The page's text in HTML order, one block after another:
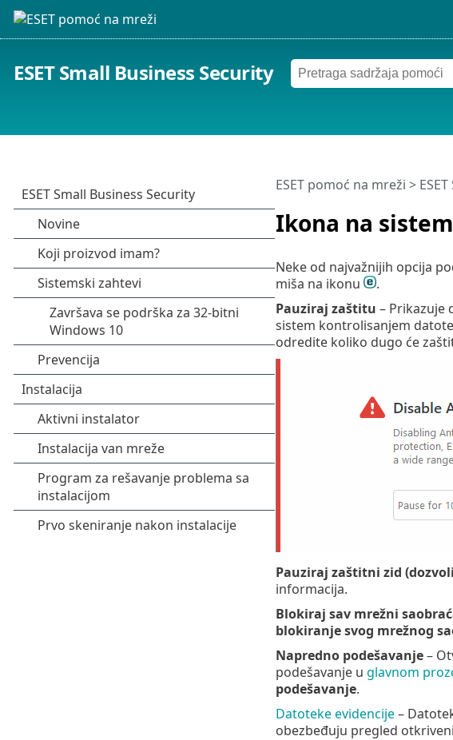
ESET Small Business Security
Ikona na
ESET pomoć na mreži >
Neke od najvažnijih opcija
miša na ikonu
.
Pauziraj zaštitu – Prikazuje
sistem kontrolisanjem
odredite koliko dugo će
Pauziraj zaštitni zid
informacija.
Blokiraj sav mrežni
blokiranje svog mrežnog
Napredno podešavanje–
podešavanje u glavnom
podešavanje.
Datoteke evidencije–
obezbeđuju pregled